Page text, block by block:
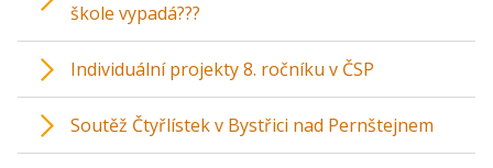
škole vypadá???
Individuální projekty 8. ročníku v ČSP
Soutěž Čtyřlístek v Bystřici nad Pernštejnem